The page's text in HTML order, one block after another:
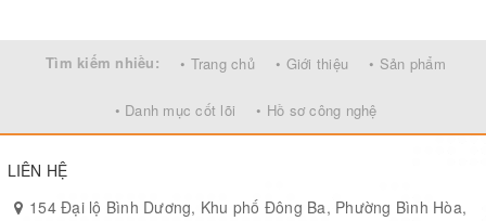
Tìm kiếm nhiều: • Trang chủ • Giới thiệu • Sản phẩm
• Danh mục cốt lõi • Hồ sơ công nghệ
LIÊN HỆ
154 Đại lộ Bình Dương, Khu phố Đông Ba, Phường Bình Hòa,